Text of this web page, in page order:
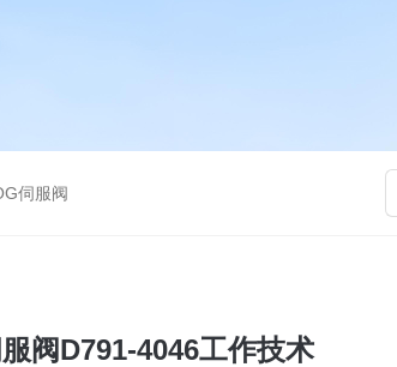
伺服阀
阀D791-4046工作技术